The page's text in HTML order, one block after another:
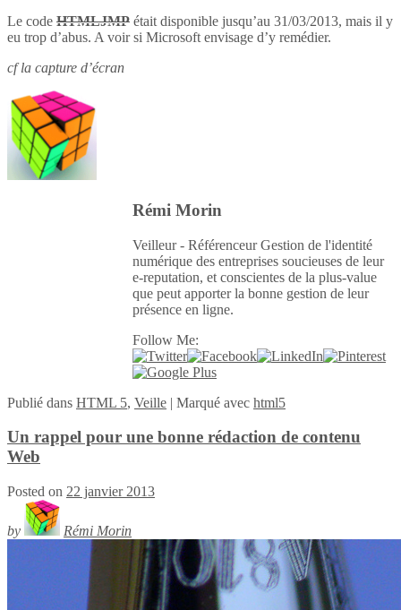
Le code HTMLJMP était disponible jusqu’au 31/03/2013, mais il y
eu trop d’abus. A voir si Microsoft envisage d’y remédier.
cf la capture d’écran
Rémi Morin
Veilleur - Référenceur Gestion de l'identité
numérique des entreprises soucieuses de leur
e-reputation, et conscientes de la plus-value
que peut apporter la bonne gestion de leur
présence en ligne.
Follow Me:
Publié dans HTML 5, Veille | Marqué avec html5
Un rappel pour une bonne rédaction de contenu
Web
Posted on 22 janvier 2013
by Rémi Morin